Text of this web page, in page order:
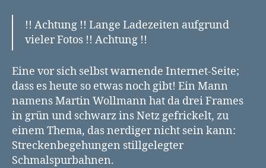
!! Achtung !! Lange Ladezeiten aufgrund
vieler Fotos !! Achtung !!
Eine vor sich selbst warnende Internet-Seite;
dass es heute so etwas noch gibt! Ein Mann
namens Martin Wollmann hat da drei Frames
in grün und schwarz ins Netz gefrickelt, zu
einem Thema, das nerdiger nicht sein kann:
Streckenbegehungen stillgelegter
Schmalspurbahnen.